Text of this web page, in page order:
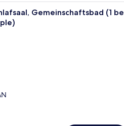
Ein Schlafraum mit
Gemeinschaftsbad (1